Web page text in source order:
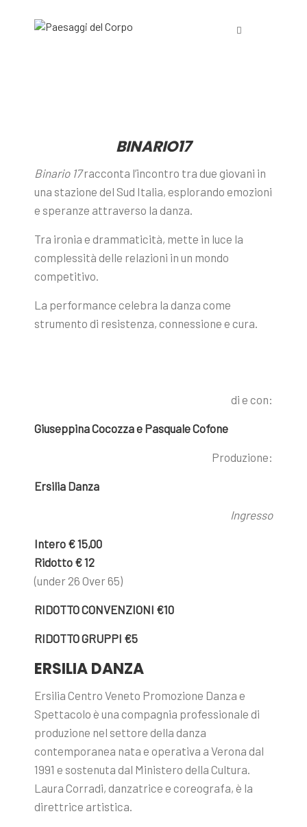
BINARIO17
Binario 17racconta l’incontro tra due giovani in
una stazione del Sud Italia, esplorando emozioni
e speranze attraverso la danza.
Tra ironia e drammaticità, mette in luce la
complessità delle relazioni in un mondo
competitivo.
La performance celebra la danza come
strumento di resistenza, connessione e cura.
di e con:
Giuseppina Cocozza e Pasquale Cofone
Produzione:
Ersilia Danza
Ingresso
Intero € 15,00
Ridotto € 12
(under 26 Over 65)
RIDOTTO CONVENZIONI €10
RIDOTTO GRUPPI €5
ERSILIA DANZA
Ersilia Centro Veneto Promozione Danza e
Spettacolo è una compagnia professionale di
produzione nel settore della danza
contemporanea nata e operativa a Verona dal
1991 e sostenuta dal Ministero della Cultura.
Laura Corradi, danzatrice e coreografa, è la
direttrice artistica.